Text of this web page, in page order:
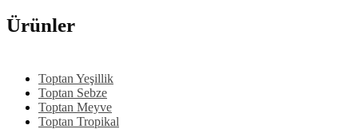
Ürünler
Toptan Yeşillik
Toptan Sebze
Toptan Meyve
Toptan Tropikal